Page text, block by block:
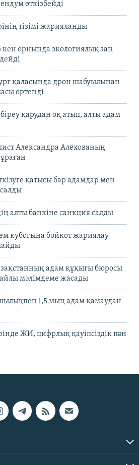
өткізбейді
тізімі жарияланды
кен орнында экологиялық заң
қаласында дрон шабуылынан
өртенді
қарудан оқ атып, алты адам
Александра Алёхованың
қатысы бар адамдар мен
алты банкіне санкция салды
кубогына бойкот жариялау
адам құқығы бюросы
мәлімдеме жасады
1,5 мың адам қамаудан
ЖИ, цифрлық қауіпсіздік пән